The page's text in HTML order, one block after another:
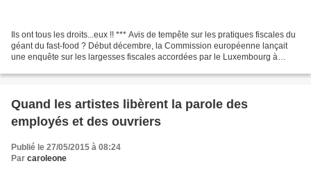
Ils ont tous les droits...eux !! *** Avis de tempête sur les pratiques fiscales du
géant du fast-food ? Début décembre, la Commission européenne lançait
une enquête sur les largesses fiscales accordées par le Luxembourg à
Quand les artistes libèrent la parole des
employés et des ouvriers
Publié le 27/05/2015 à 08:24
Par caroleone